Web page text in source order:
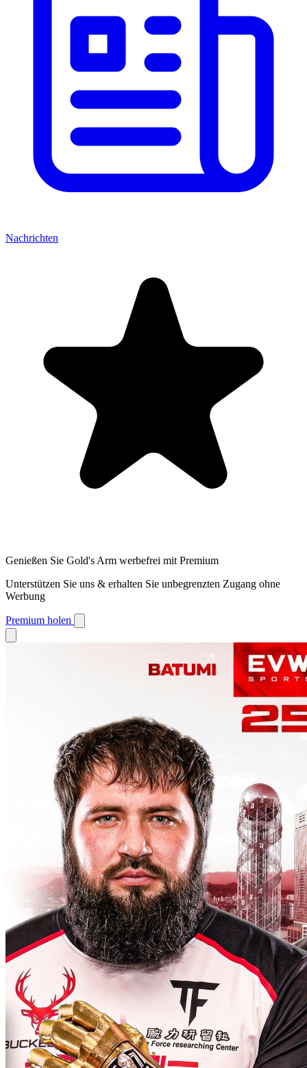
Nachrichten
Genießen Sie Gold's Arm werbefrei mit Premium
Unterstützen Sie uns & erhalten Sie unbegrenzten Zugang ohne
Werbung
Premium holen